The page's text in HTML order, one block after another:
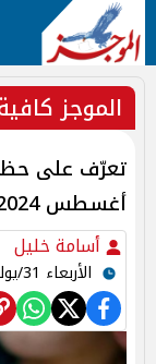
الموجز
أغسطس 2024
أسامة خليل
الأربعاء 31/يوليو/2024 - 05:21 م